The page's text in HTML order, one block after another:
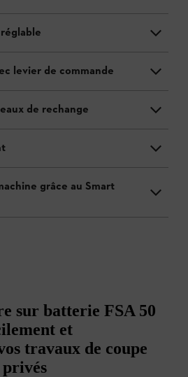
levier de commande
de rechange
grâce au Smart
sur batterie FSA 50
et
travaux de coupe
privés